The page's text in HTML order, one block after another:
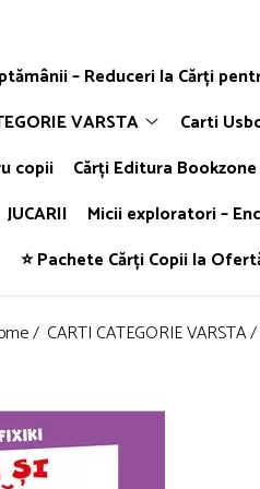
– Reduceri la Cărți
VARSTA
Carti
copii
Cărți Editura Bookzone
JUCARII Micii exploratori –
⭐ Pachete Cărți Copii la
/ CARTI CATEGORIE VARSTA /